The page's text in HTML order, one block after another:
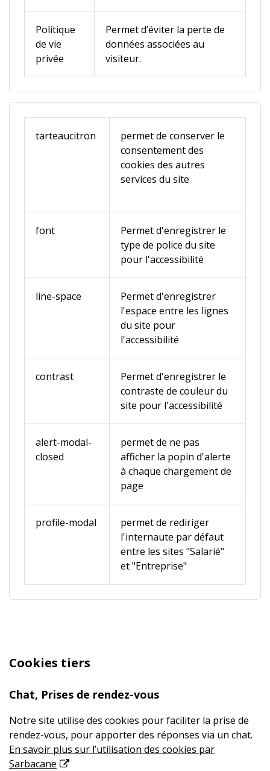
Politique
de vie
privée
Permet d’éviter la perte de
données associées au
visiteur.
tarteaucitron
permet de conserver le
consentement des
cookies des autres
services du site
font
Permet d'enregistrer le
type de police du site
pour l'accessibilité
line-space
Permet d'enregistrer
l'espace entre les lignes
du site pour
l'accessibilité
contrast
Permet d'enregistrer le
contraste de couleur du
site pour l'accessibilité
alert-modal-
closed
permet de ne pas
afficher la popin d'alerte
à chaque chargement de
page
profile-modal
permet de rediriger
l'internaute par défaut
entre les sites "Salarié"
et "Entreprise"
Cookies tiers
Chat, Prises de rendez-vous
Notre site utilise des cookies pour faciliter la prise de
rendez-vous, pour apporter des réponses via un chat.
En savoir plus sur l’utilisation des cookies par
Sarbacane